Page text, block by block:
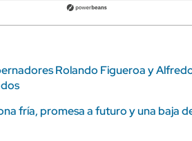
0 segundos
Rolando Figueroa y
fría, promesa a futuro y una baja